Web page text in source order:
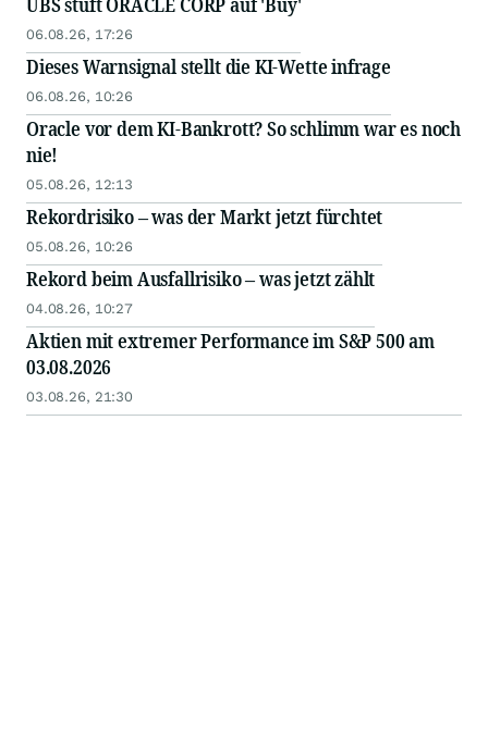
06.08.26, 17:26
Dieses Warnsignal stellt die KI-Wette infrage
06.08.26, 10:26
Oracle vor dem KI-Bankrott? So schlimm war es noch
nie!
05.08.26, 12:13
Rekordrisiko – was der Markt jetzt fürchtet
05.08.26, 10:26
Rekord beim Ausfallrisiko – was jetzt zählt
04.08.26, 10:27
Aktien mit extremer Performance im S&P 500 am
03.08.2026
03.08.26, 21:30